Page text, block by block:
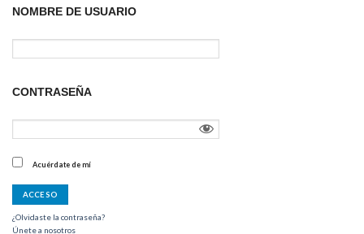
NOMBRE DE USUARIO
CONTRASEÑA
Acuérdate de mí
¿Olvidaste la contraseña?
Únete a nosotros